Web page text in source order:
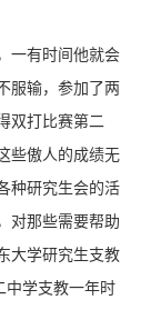
一有时间他就会
服输，参加了两
双打比赛第二
些傲人的成绩无
种研究生会的活
对那些需要帮助
大学研究生支教
学支教一年时